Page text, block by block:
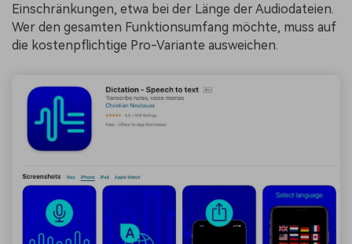
Einschränkungen, etwa bei der Länge der Audiodateien.
Wer den gesamten Funktionsumfang möchte, muss auf
die kostenpflichtige Pro-Variante ausweichen.